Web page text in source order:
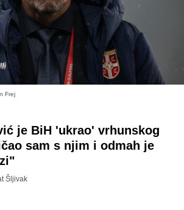
Frej
je BiH 'ukrao' vrhunskog
sam s njim i odmah je
Šljivak